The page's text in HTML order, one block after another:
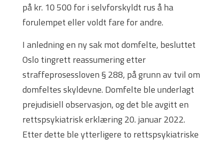
på kr. 10 500 for i selvforskyldt rus å ha
forulempet eller voldt fare for andre.
I anledning en ny sak mot domfelte, besluttet
Oslo tingrett reassumering etter
straffeprosessloven § 288, på grunn av tvil om
domfeltes skyldevne. Domfelte ble underlagt
prejudisiell observasjon, og det ble avgitt en
rettspsykiatrisk erklæring 20. januar 2022.
Etter dette ble ytterligere to rettspsykiatriske